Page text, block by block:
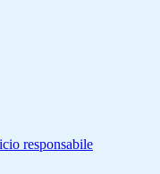
responsabile